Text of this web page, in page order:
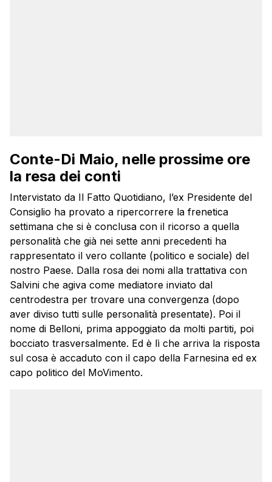
Conte-Di Maio, nelle prossime ore
la resa dei conti
Intervistato da Il Fatto Quotidiano, l’ex Presidente del
Consiglio ha provato a ripercorrere la frenetica
settimana che si è conclusa con il ricorso a quella
personalità che già nei sette anni precedenti ha
rappresentato il vero collante (politico e sociale) del
nostro Paese. Dalla rosa dei nomi alla trattativa con
Salvini che agiva come mediatore inviato dal
centrodestra per trovare una convergenza (dopo
aver diviso tutti sulle personalità presentate). Poi il
nome di Belloni, prima appoggiato da molti partiti, poi
bocciato trasversalmente. Ed è lì che arriva la risposta
sul cosa è accaduto con il capo della Farnesina ed ex
capo politico del MoVimento.